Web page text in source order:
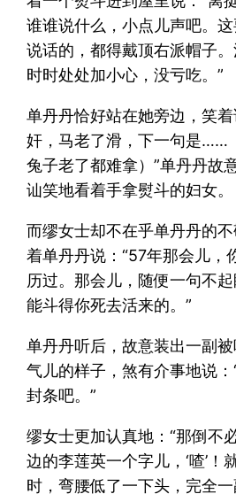
谁谁说什么，小点儿声吧。
说话的，都得戴顶右派帽子。
时时处处加小心，没亏吃。”
单丹丹恰好站在她旁边，笑
奸，马老了滑，下一句是……
兔子老了都难拿）”单丹丹故
讪笑地看着手拿熨斗的妇女。
而缪女士却不在乎单丹丹的
着单丹丹说：“57年那会儿，
历过。那会儿，随便一句不
能斗得你死去活来的。”
单丹丹听后，故意装出一副
气儿的样子，煞有介事地说
封条吧。”
缪女士更加认真地：“那倒不
边的李莲英一个字儿，‘喳’！
时，弯腰低了一下头，完全